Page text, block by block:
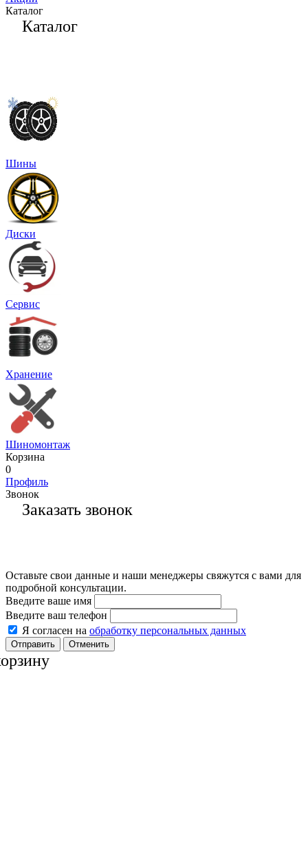
Каталог
Каталог
Шины
Диски
Сервис
Хранение
Шиномонтаж
Корзина
0
Профиль
Звонок
Заказать звонок
Оставьте свои данные и наши менеджеры свяжутся с вами для
подробной консультации.
Введите ваше имя
Введите ваш телефон
Я согласен на обработку персональных данных
Отменить